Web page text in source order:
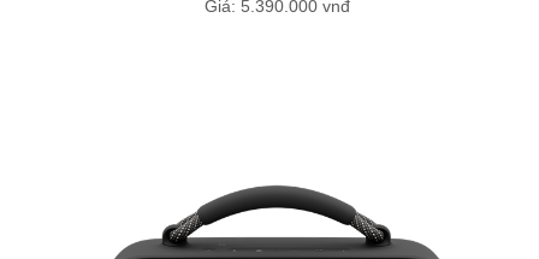
Giá: 5.390.000 vnđ